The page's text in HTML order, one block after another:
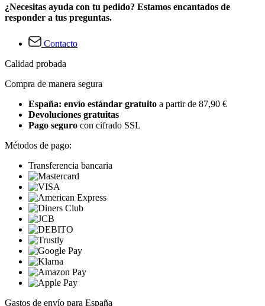
¿Necesitas ayuda con tu pedido? Estamos encantados de
responder a tus preguntas.
Contacto
Calidad probada
Compra de manera segura
España: envío estándar gratuito a partir de 87,90 €
Devoluciones gratuitas
Pago seguro con cifrado SSL
Métodos de pago:
Transferencia bancaria
Gastos de envío para España